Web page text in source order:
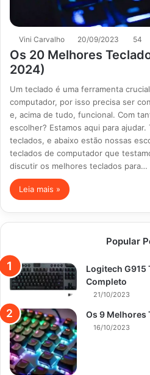
Vini Carvalho 20/09/2023 54
Os 20 Melhores
2024)
Um teclado é uma ferramenta
computador, por isso precisa ser
e, acima de tudo, funcional. Com
escolher? Estamos aqui para
teclados, e abaixo estão nossas
teclados de computador que
discutir os melhores teclados para…
Leia mais »
Popular
Logitech G915
Completo
21/10/2023
Os 9 Melhores
16/10/2023